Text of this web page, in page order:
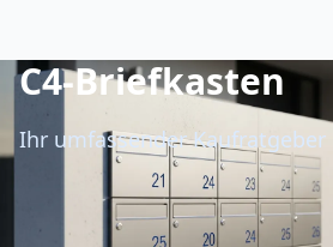
C4-Briefkasten
Ihr umfassender Kaufratgeber